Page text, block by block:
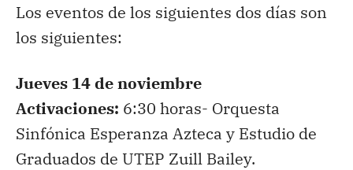
Los eventos de los siguientes dos días son
los siguientes:
Jueves 14 de noviembre
Activaciones: 6:30 horas- Orquesta
Sinfónica Esperanza Azteca y Estudio de
Graduados de UTEP Zuill Bailey.